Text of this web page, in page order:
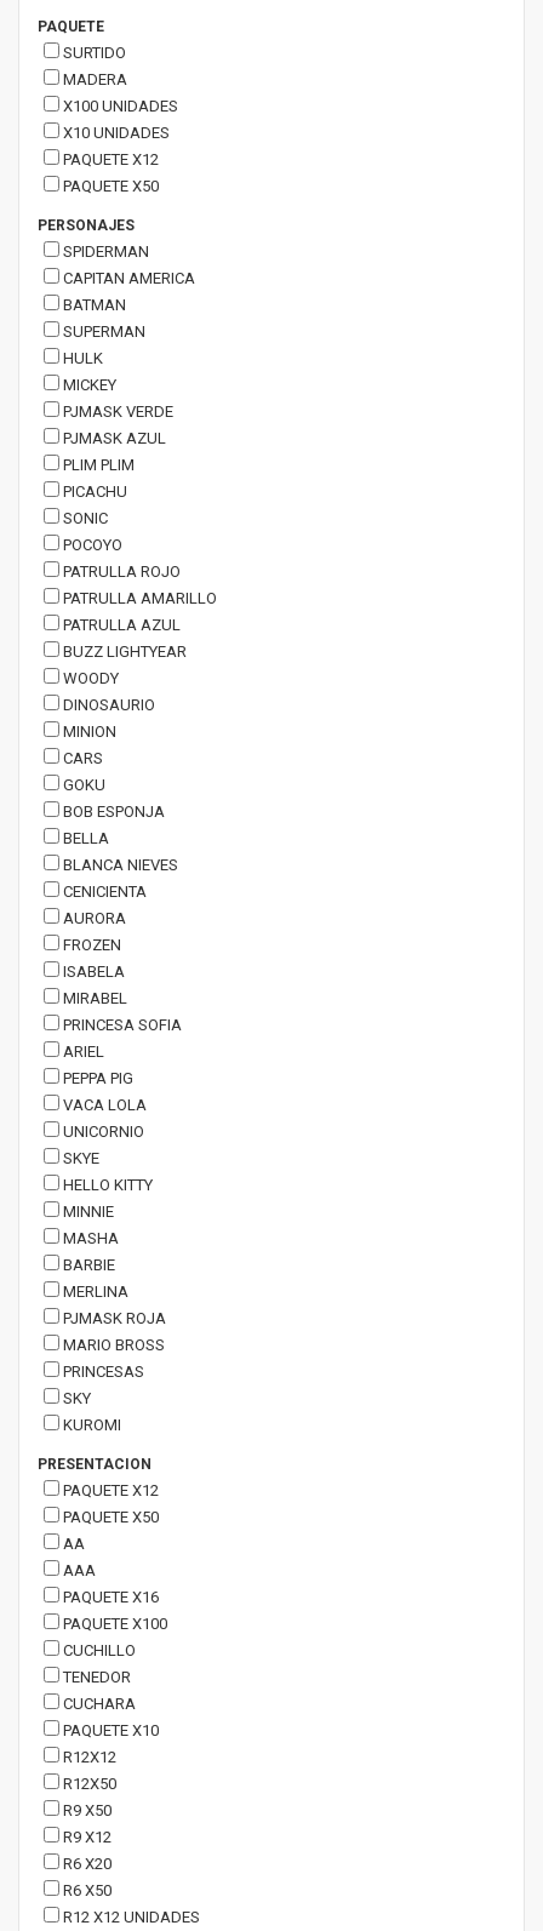
PAQUETE
SURTIDO
MADERA
X100 UNIDADES
X10 UNIDADES
PAQUETE X12
PAQUETE X50
PERSONAJES
SPIDERMAN
CAPITAN AMERICA
BATMAN
SUPERMAN
HULK
MICKEY
PJMASK VERDE
PJMASK AZUL
PLIM PLIM
PICACHU
SONIC
POCOYO
PATRULLA ROJO
PATRULLA AMARILLO
PATRULLA AZUL
BUZZ LIGHTYEAR
WOODY
DINOSAURIO
MINION
CARS
GOKU
BOB ESPONJA
BELLA
BLANCA NIEVES
CENICIENTA
AURORA
FROZEN
ISABELA
MIRABEL
PRINCESA SOFIA
ARIEL
PEPPA PIG
VACA LOLA
UNICORNIO
SKYE
HELLO KITTY
MINNIE
MASHA
BARBIE
MERLINA
PJMASK ROJA
MARIO BROSS
PRINCESAS
SKY
KUROMI
PRESENTACION
PAQUETE X12
PAQUETE X50
AA
AAA
PAQUETE X16
PAQUETE X100
CUCHILLO
TENEDOR
CUCHARA
PAQUETE X10
R12X12
R12X50
R9 X50
R9 X12
R6 X20
R6 X50
R12 X12 UNIDADES